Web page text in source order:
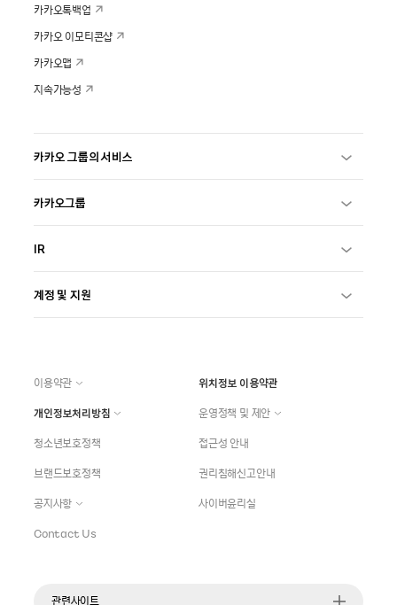
카카오톡백업
카카오 이모티콘샵
카카오맵
지속가능성
카카오 그룹의 서비스
카카오그룹
IR
계정 및 지원
이용약관
위치정보 이용약관
개인정보처리방침
운영정책 및 제안
청소년보호정책
접근성 안내
브랜드보호정책
권리침해신고안내
공지사항
사이버윤리실
Contact Us
관련사이트